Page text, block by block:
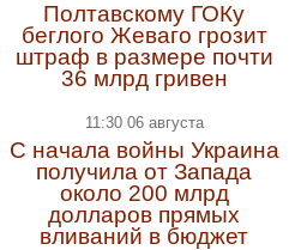
Полтавскому ГОКу
беглого Жеваго грозит
штраф в размере почти
36 млрд гривен
11:30 06 августа
С начала войны Украина
получила от Запада
около 200 млрд
долларов прямых
вливаний в бюджет